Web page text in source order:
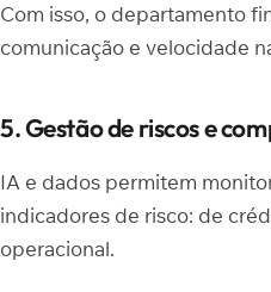
Com isso, o departamento
comunicação e velocidade
5. Gestão de riscos e
IA e dados permitem
indicadores de risco: de
operacional.